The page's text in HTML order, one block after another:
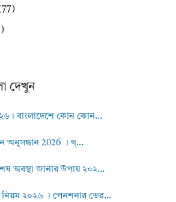
দেখুন
বাংলাদেশে কোন কোন...
অনুসন্ধান 2026 । গ্...
অবস্থা জানার উপায় ২০২...
নিয়ম ২০২৬ । পেনশনার ভের...